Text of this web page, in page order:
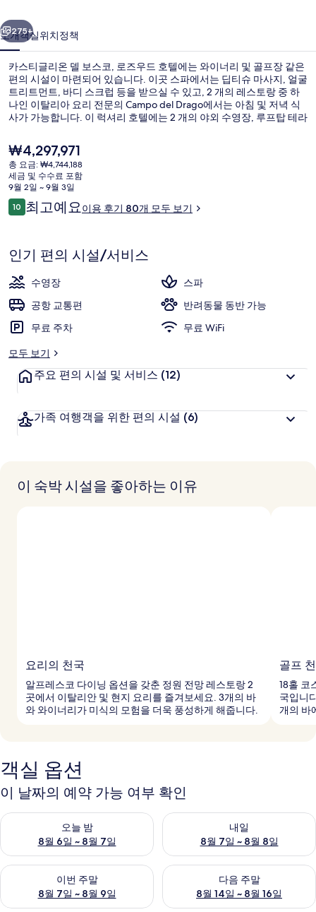
보
스
코,
로
즈
우
드
호
텔
사
진
갤
러
리
다음
275+
소개객실위치정책
카스티글리온 델 보스코, 로즈우드 호텔에는 와이너리 및 골프장 같은
편의 시설이 마련되어 있습니다. 이곳 스파에서는 딥티슈 마사지, 얼굴
트리트먼트, 바디 스크럽 등을 받으실 수 있고, 2 개의 레스토랑 중 하
나인 이탈리아 요리 전문의 Campo del Drago에서는 아침 및 저녁 식
사가 가능합니다. 이 럭셔리 호텔에는 2 개의 야외 수영장, 루프탑 테라
현
재
가
격
은
₩4,297,971
₩4,297,971
총 요금: ₩4,744,188
세금 및 수수료 포함
9월 2일 ~ 9월 3일
이
용
기
1010점 만점 중 10점.
최고예요이용 후기 80개 모두 보기
인기 편의 시설/서비스
수영장
스파
공항 교통편
반려동물 동반 가능
무료 주차
무료 WiFi
모두 보기
주요 편의 시설 및 서비스 (12)
가족 여행객을 위한 편의 시설 (6)
이 숙박 시설을 좋아하는 이유
요리의 천국
알프레스코 다이닝 옵션을 갖춘 정원 전망 레스토랑 2
곳에서 이탈리안 및 현지 요리를 즐겨보세요. 3개의 바
와 와이너리가 미식의 모험을 더욱 풍성하게 해줍니다.
골프
18홀 코
국입니
개의 바
객실 옵션
이 날짜의 예약 가능 여부 확인
오늘 밤
8월 6일 ~ 8월 7일
오늘 밤 예약 가능 여부 확인, 8월 6일 ~ 8월 7일
내일
8월 7일 ~ 8월 8일
내일 예약 가능 여부 확인, 8월
이번 주말
8월 7일 ~ 8월 9일
이번 주말 예약 가능 여부 확인, 8월 7일 ~ 8월 9일
다음 주말
8월 14일 ~ 8월 16일
다음 주말 예약 가능 여부 확인,